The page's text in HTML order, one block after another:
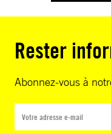
Rester
Abonnez-vous à